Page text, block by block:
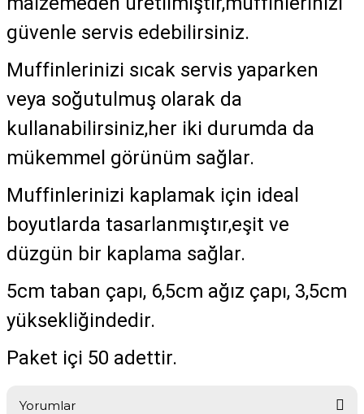
güvenle servis edebilirsiniz.
Muffinlerinizi sıcak servis yaparken
veya soğutulmuş olarak da
kullanabilirsiniz,her iki durumda da
mükemmel görünüm sağlar.
Muffinlerinizi kaplamak için ideal
boyutlarda tasarlanmıştır,eşit ve
düzgün bir kaplama sağlar.
5cm taban çapı, 6,5cm ağız çapı, 3,5cm
yüksekliğindedir.
Paket içi 50 adettir.
Yorumlar